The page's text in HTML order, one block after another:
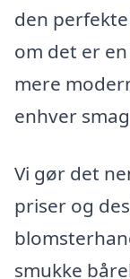
den
om det er
mere
enhver
Vi gør det
priser og
smukke